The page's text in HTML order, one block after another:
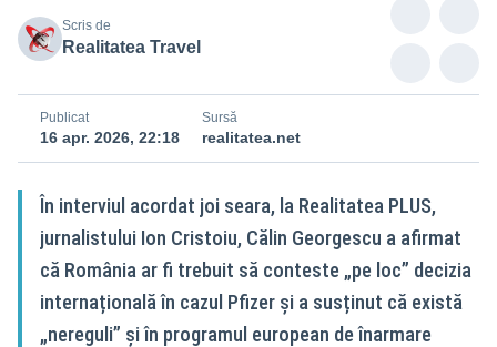
Scris de
Realitatea Travel
Publicat
16 apr. 2026, 22:18
Sursă
realitatea.net
În interviul acordat joi seara, la Realitatea PLUS,
jurnalistului Ion Cristoiu, Călin Georgescu a afirmat
că România ar fi trebuit să conteste „pe loc” decizia
internațională în cazul Pfizer și a susținut că există
„nereguli” și în programul european de înarmare